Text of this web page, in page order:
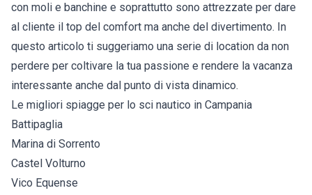
con moli e banchine e soprattutto sono attrezzate per dare
al cliente il top del comfort ma anche del divertimento. In
questo articolo ti suggeriamo una serie di location da non
perdere per coltivare la tua passione e rendere la vacanza
interessante anche dal punto di vista dinamico.
Le migliori spiagge per lo sci nautico in Campania
Battipaglia
Marina di Sorrento
Castel Volturno
Vico Equense